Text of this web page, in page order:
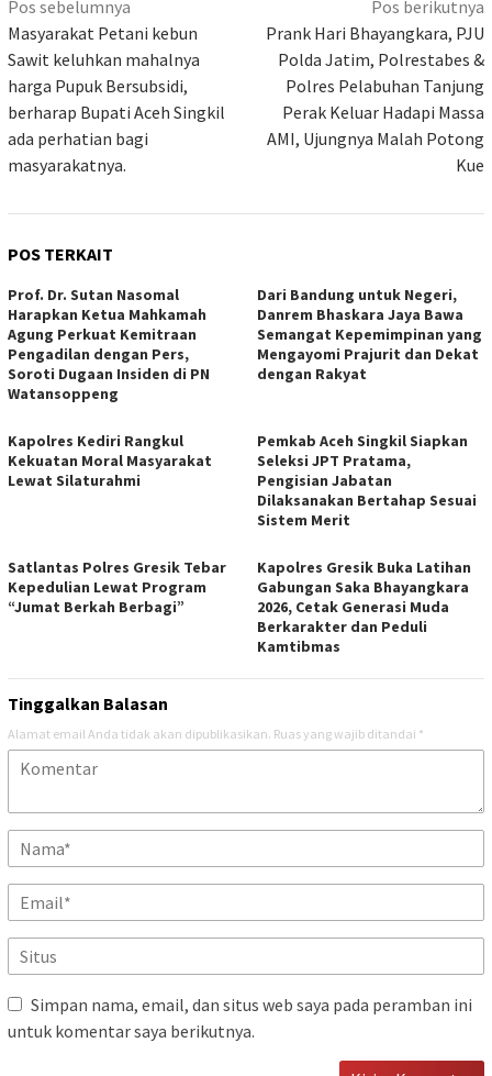
Navigasi
pos
Pos sebelumnya
Masyarakat Petani kebun
Sawit keluhkan mahalnya
harga Pupuk Bersubsidi,
berharap Bupati Aceh Singkil
ada perhatian bagi
masyarakatnya.
Pos berikutnya
Prank Hari Bhayangkara, PJU
Polda Jatim, Polrestabes &
Polres Pelabuhan Tanjung
Perak Keluar Hadapi Massa
AMI, Ujungnya Malah Potong
Kue
POS TERKAIT
Prof. Dr. Sutan Nasomal
Harapkan Ketua Mahkamah
Agung Perkuat Kemitraan
Pengadilan dengan Pers,
Soroti Dugaan Insiden di PN
Watansoppeng
Dari Bandung untuk Negeri,
Danrem Bhaskara Jaya Bawa
Semangat Kepemimpinan yang
Mengayomi Prajurit dan Dekat
dengan Rakyat
Kapolres Kediri Rangkul
Kekuatan Moral Masyarakat
Lewat Silaturahmi
Pemkab Aceh Singkil Siapkan
Seleksi JPT Pratama,
Pengisian Jabatan
Dilaksanakan Bertahap Sesuai
Sistem Merit
Satlantas Polres Gresik Tebar
Kepedulian Lewat Program
“Jumat Berkah Berbagi”
Kapolres Gresik Buka Latihan
Gabungan Saka Bhayangkara
2026, Cetak Generasi Muda
Berkarakter dan Peduli
Kamtibmas
Tinggalkan Balasan
Alamat email Anda tidak akan dipublikasikan. Ruas yang wajib ditandai *
Simpan nama, email, dan situs web saya pada peramban ini
untuk komentar saya berikutnya.